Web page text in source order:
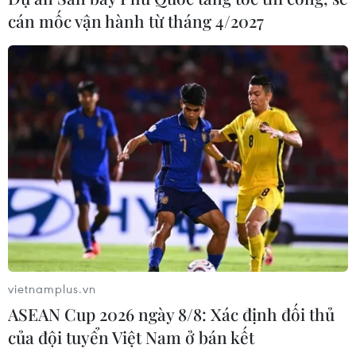
Cairo - thành phố mang màu của sa
24/07/2026 01:47
Điện mừng kỷ niệm lần thứ 74 Ngày
Quốc khánh Cộng hòa Arab Ai Cập
24/07/2026 00:00
Thảm sát ở Tây Bắc Nigeria, ít nhất
24 người đã thiệt mạng
23/07/2026 22:47
cán mốc vận hành từ tháng 4/2027
vietnamplus.vn
ASEAN Cup 2026 ngày 8/8: Xác định đối thủ
của đội tuyển Việt Nam ở bán kết